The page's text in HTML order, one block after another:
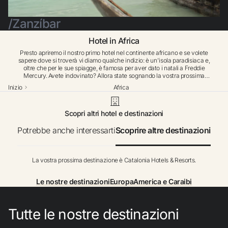
Non ti sei ancora registrato ?
Creare un account
Approfitta dei vantaggi di fare parte di
miglior prezzo garantito
Zanzíbar
Hotel in Africa
Presto apriremo il nostro primo hotel nel continente africano e se volete
sapere dove si troverà vi diamo qualche indizio: è un'isola paradisiaca e,
oltre che per le sue spiagge, è famosa per aver dato i natali a Freddie
Mercury. Avete indovinato? Allora state sognando la vostra prossima
vacanza nel nuovo Catalonia Grand Zanzibar All Suites & Spa. Un resort in
Tanzania dal design minimalista e dai tocchi etnici che dà priorità alla
sostenibilità nelle sue strutture. Potrete godere di un'ottima offerta
gastronomica, di aree ricreative all'aperto e di uno spettacolare Jetty Bar
costruito su una piattaforma sull'Oceano Indiano.
Inizio Africa
Scopri altri hotel e destinazioni
Potrebbe anche interessartiScoprire altre destinazioni
La vostra prossima destinazione è Catalonia Hotels & Resorts.
Le nostre destinazioniEuropaAmerica e Caraibi
Tutte le nostre destinazioni